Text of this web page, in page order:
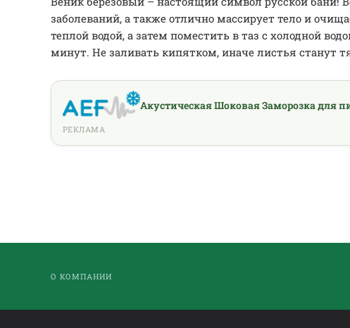
заболеваний, а также отлично массирует тело и
теплой водой, а затем поместить в таз с холодной
минут. Не заливать кипятком, иначе листья станут
Акустическая Шоковая Заморозка для
РЕКЛАМА
О КОМПАНИИ